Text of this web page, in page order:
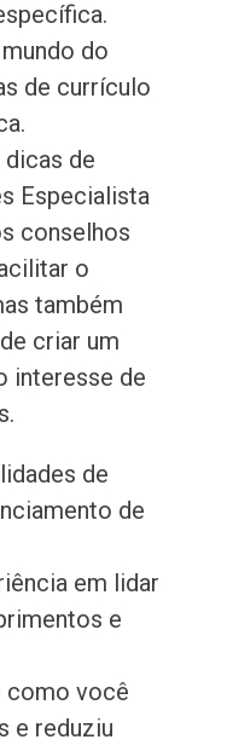
do
de currículo
de
Especialista
conselhos
o
também
criar um
interesse de
de
de
em lidar
e
como você
e reduziu